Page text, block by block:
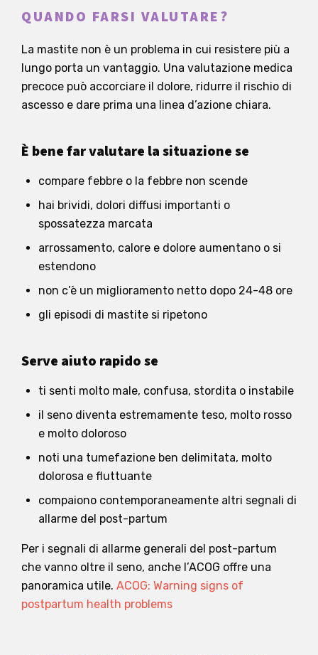
QUANDO FARSI VALUTARE?
La mastite non è un problema in cui resistere più a
lungo porta un vantaggio. Una valutazione medica
precoce può accorciare il dolore, ridurre il rischio di
ascesso e dare prima una linea d’azione chiara.
È bene far valutare la situazione se
compare febbre o la febbre non scende
hai brividi, dolori diffusi importanti o
spossatezza marcata
arrossamento, calore e dolore aumentano o si
estendono
non c’è un miglioramento netto dopo 24-48 ore
gli episodi di mastite si ripetono
Serve aiuto rapido se
ti senti molto male, confusa, stordita o instabile
il seno diventa estremamente teso, molto rosso
e molto doloroso
noti una tumefazione ben delimitata, molto
dolorosa e fluttuante
compaiono contemporaneamente altri segnali di
allarme del post-partum
Per i segnali di allarme generali del post-partum
che vanno oltre il seno, anche l’ACOG offre una
panoramica utile. ACOG: Warning signs of
postpartum health problems